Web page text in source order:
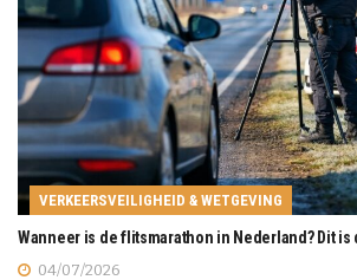
VERKEERSVEILIGHEID & WETGEVING
Wanneer is de flitsmarathon in Nederland? Dit
04/07/2026